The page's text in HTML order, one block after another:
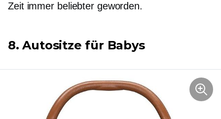
Zeit immer beliebter geworden.
8. Autositze für Babys